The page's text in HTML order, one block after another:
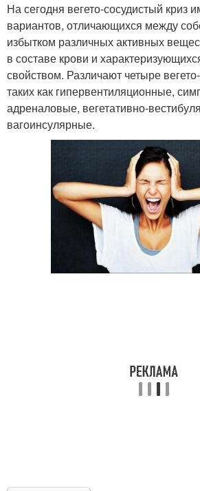
На сегодня вегето-сосудистый криз
вариантов, отличающихся между
избытком различных активных
в составе крови и
свойством. Различают четыре
таких как гипервентиляционные,
адреналовые, вегетативно-
вагоинсулярные.